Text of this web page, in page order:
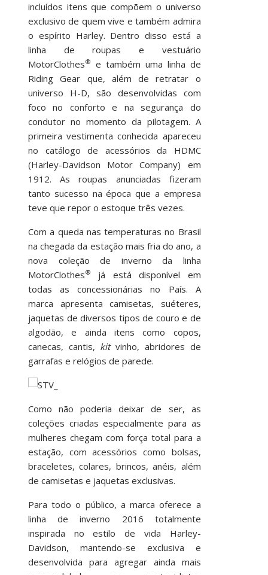
incluídos itens que compõem o universo
exclusivo de quem vive e também admira
o espírito Harley. Dentro disso está a
linha de roupas e vestuário
MotorClothes® e também uma linha de
Riding Gear que, além de retratar o
universo H-D, são desenvolvidas com
foco no conforto e na segurança do
condutor no momento da pilotagem. A
primeira vestimenta conhecida apareceu
no catálogo de acessórios da HDMC
(Harley-Davidson Motor Company) em
1912. As roupas anunciadas fizeram
tanto sucesso na época que a empresa
teve que repor o estoque três vezes.
Com a queda nas temperaturas no Brasil
na chegada da estação mais fria do ano, a
nova coleção de inverno da linha
MotorClothes®
já está disponível em
todas as concessionárias no País. A
marca apresenta camisetas, suéteres,
jaquetas de diversos tipos de couro e de
algodão, e ainda itens como copos,
canecas, cantis, kitvinho, abridores de
garrafas e relógios de parede.
Como não poderia deixar de ser, as
coleções criadas especialmente para as
mulheres chegam com força total para a
estação, com acessórios como bolsas,
braceletes, colares, brincos, anéis, além
de camisetas e jaquetas exclusivas.
Para todo o público, a marca oferece a
linha de inverno 2016 totalmente
inspirada no estilo de vida Harley-
Davidson, mantendo-se exclusiva e
desenvolvida para agregar ainda mais